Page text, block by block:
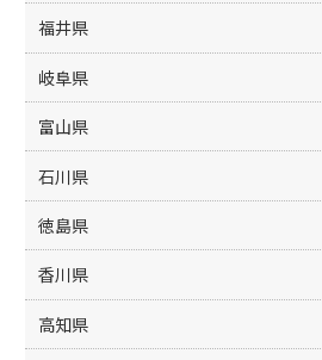
福井県
岐阜県
富山県
石川県
徳島県
香川県
高知県